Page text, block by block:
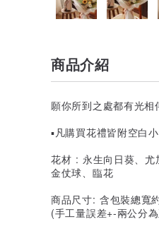
商品介紹
願你所到之處都有光相
▪️凡購買花禮皆附空白
花材 : 永生向日葵、尤
金仗球、臨花
商品尺寸: 含包裝總寬
(手工量誤差+-兩公分